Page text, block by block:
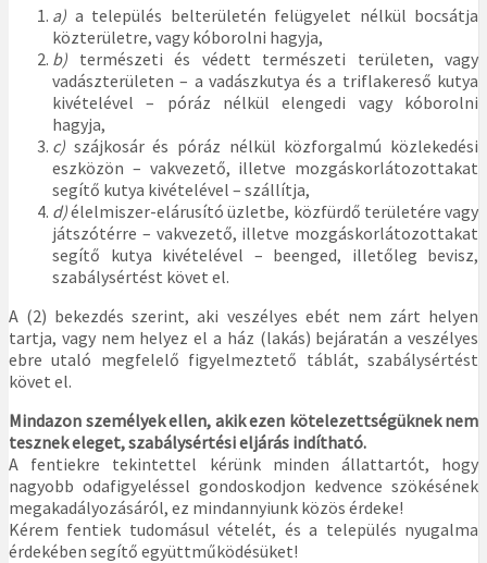
a) a település belterületén felügyelet nélkül bocsátja
közterületre, vagy kóborolni hagyja,
b) természeti és védett természeti területen, vagy
vadászterületen – a vadászkutya és a triflakereső kutya
kivételével – póráz nélkül elengedi vagy kóborolni
hagyja,
c) szájkosár és póráz nélkül közforgalmú közlekedési
eszközön – vakvezető, illetve mozgáskorlátozottakat
segítő kutya kivételével – szállítja,
d)élelmiszer-elárusító üzletbe, közfürdő területére vagy
játszótérre – vakvezető, illetve mozgáskorlátozottakat
segítő kutya kivételével – beenged, illetőleg bevisz,
szabálysértést követ el.
A (2) bekezdés szerint, aki veszélyes ebét nem zárt helyen
tartja, vagy nem helyez el a ház (lakás) bejáratán a veszélyes
ebre utaló megfelelő figyelmeztető táblát, szabálysértést
követ el.
Mindazon személyek ellen, akik ezen kötelezettségüknek nem
tesznek eleget, szabálysértési eljárás indítható.
A fentiekre tekintettel kérünk minden állattartót, hogy
nagyobb odafigyeléssel gondoskodjon kedvence szökésének
megakadályozásáról, ez mindannyiunk közös érdeke!
Kérem fentiek tudomásul vételét, és a település nyugalma
érdekében segítő együttműködésüket!